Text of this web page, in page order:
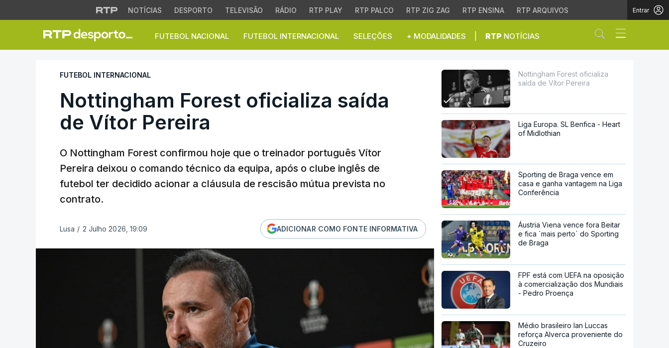
NOTÍCIAS DESPORTO TELEVISÃO RÁDIO RTP PLAY RTP PALCO RTP ZIG ZAG RTP ENSINA RTP ARQUIVOS Entrar
FUTEBOL NACIONAL FUTEBOL INTERNACIONAL SELEÇÕES + MODALIDADES RTP NOTÍCIAS Abrir campo
Nottingham Forest oficializa saída de Vítor Pereira
FUTEBOL INTERNACIONAL
Nottingham Forest oficializa saída
de Vítor Pereira
O Nottingham Forest confirmou hoje que o treinador português Vítor
Pereira deixou o comando técnico da equipa, após o clube inglês de
futebol ter decidido acionar a cláusula de rescisão mútua prevista no
contrato.
Lusa / 2 Julho 2026, 19:09 ADICIONAR COMO FONTE INFORMATIVA
Nottingham Forest oficializa
saída de Vítor Pereira
Liga Europa. SL Benfica - Heart
of Midlothian
Sporting de Braga vence em
casa e ganha vantagem na Liga
Conferência
Áustria Viena vence fora Beitar
e fica `mais perto` do Sporting
de Braga
FPF está com UEFA na oposição
à comercialização dos Mundiais
- Pedro Proença
Médio brasileiro Ian Luccas
reforça Alverca proveniente do
Cruzeiro